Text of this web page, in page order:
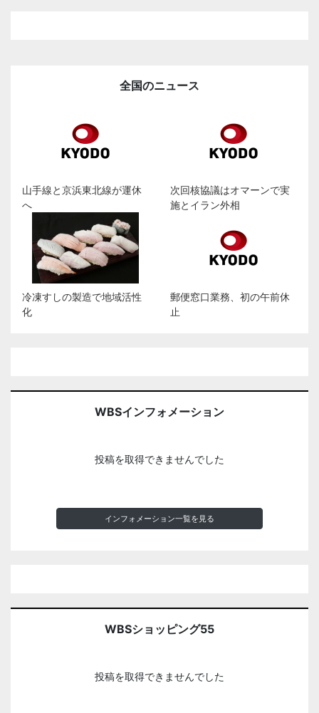
全国のニュース
山手線と京浜東北線が運休
へ
次回核協議はオマーンで実
施とイラン外相
冷凍すしの製造で地域活性
化
郵便窓口業務、初の午前休
止
WBSインフォメーション
投稿を取得できませんでした
インフォメーション一覧を見る
WBSショッピング55
投稿を取得できませんでした